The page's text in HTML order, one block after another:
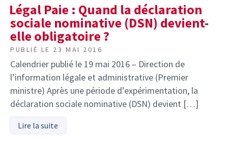
Légal Paie : Quand la déclaration
sociale nominative (DSN) devient-
elle obligatoire ?
PUBLIÉ LE 23 MAI 2016
Calendrier publié le 19 mai 2016 – Direction de
l’information légale et administrative (Premier
ministre) Après une période d’expérimentation, la
déclaration sociale nominative (DSN) devient […]
Lire la suite